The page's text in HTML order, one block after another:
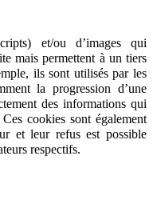
et/ou d’images qui
mais permettent à un tiers
ils sont utilisés par les
la progression d’une
des informations qui
cookies sont également
et leur refus est possible
respectifs.